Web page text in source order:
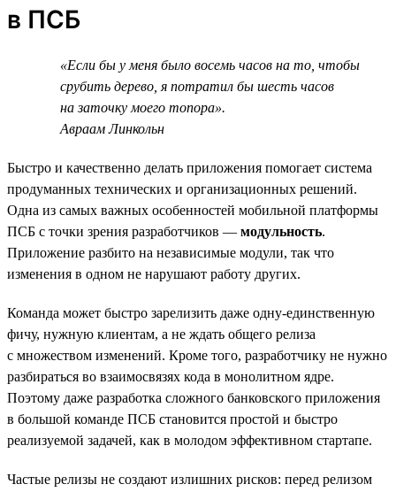
в ПСБ
«Если бы у меня было восемь часов на то, чтобы
срубить дерево, я потратил бы шесть часов
на заточку моего топора».
Авраам Линкольн
Быстро и качественно делать приложения помогает система
продуманных технических и организационных решений.
Одна из самых важных особенностей мобильной платформы
ПСБ с точки зрения разработчиков — модульность.
Приложение разбито на независимые модули, так что
изменения в одном не нарушают работу других.
Команда может быстро зарелизить даже одну-единственную
фичу, нужную клиентам, а не ждать общего релиза
с множеством изменений. Кроме того, разработчику не нужно
разбираться во взаимосвязях кода в монолитном ядре.
Поэтому даже разработка сложного банковского приложения
в большой команде ПСБ становится простой и быстро
реализуемой задачей, как в молодом эффективном стартапе.
Частые релизы не создают излишних рисков: перед релизом